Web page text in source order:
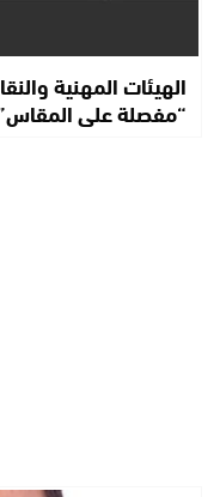
الهيئات المهنية
“مفصلة على